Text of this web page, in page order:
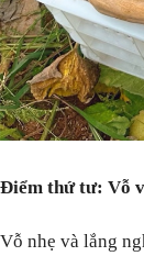
Điểm thứ tư: Vỗ
Vỗ nhẹ và lắng